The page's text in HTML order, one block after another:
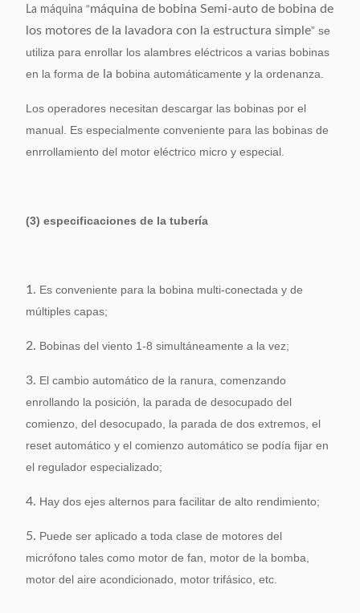
La máquina “máquina de bobina Semi-auto de bobina de
los motores de la lavadora con la estructura simple” se
utiliza para enrollar los alambres eléctricos a varias bobinas
en la forma de la bobina automáticamente y la ordenanza.
Los operadores necesitan descargar las bobinas por el
manual. Es especialmente conveniente para las bobinas de
enrrollamiento del motor eléctrico micro y especial.
(3) especificaciones de la tubería
1. Es conveniente para la bobina multi-conectada y de
múltiples capas;
2. Bobinas del viento 1-8 simultáneamente a la vez;
3. El cambio automático de la ranura, comenzando
enrollando la posición, la parada de desocupado del
comienzo, del desocupado, la parada de dos extremos, el
reset automático y el comienzo automático se podía fijar en
el regulador especializado;
4. Hay dos ejes alternos para facilitar de alto rendimiento;
5. Puede ser aplicado a toda clase de motores del
micrófono tales como motor de fan, motor de la bomba,
motor del aire acondicionado, motor trifásico, etc.